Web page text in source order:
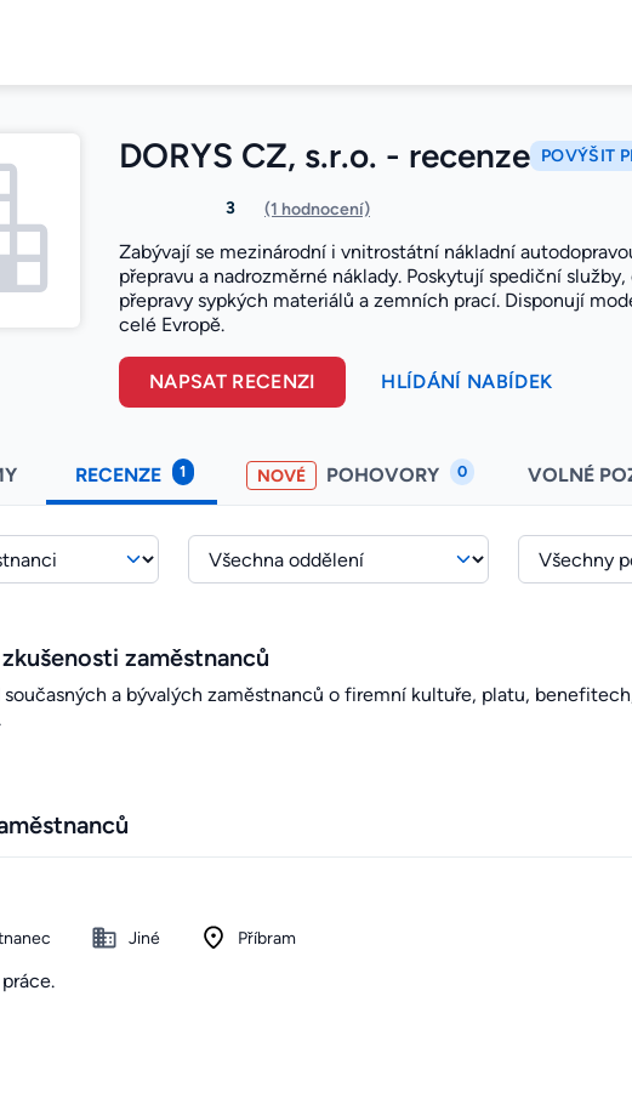
DORYS CZ, s.r.o. - recenze POVÝŠIT
3 (1 hodnocení)
Zabývají se mezinárodní i vnitrostátní nákladní
přepravu a nadrozměrné náklady. Poskytují spediční
přepravy sypkých materiálů a zemních prací. Disponují
celé Evropě.
NAPSAT RECENZI HLÍDÁNÍ NABÍDEK
RECENZE 1 NOVÉ POHOVORY 0 VOLNÉ
zaměstnanců
současných a bývalých zaměstnanců o firemní kultuře, platu,
Jiné Příbram